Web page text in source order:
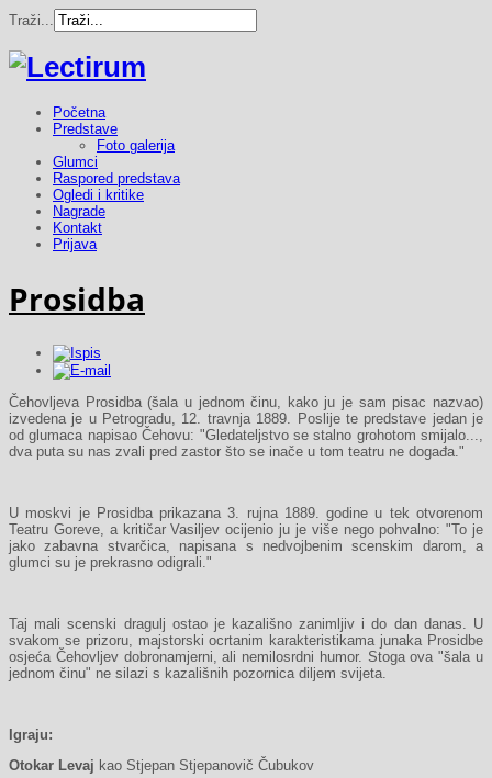
Traži...
Početna
Predstave
Foto galerija
Glumci
Raspored predstava
Ogledi i kritike
Nagrade
Kontakt
Prijava
Prosidba
Čehovljeva Prosidba (šala u jednom činu, kako ju je sam pisac nazvao)
izvedena je u Petrogradu, 12. travnja 1889. Poslije te predstave jedan je
od glumaca napisao Čehovu: "Gledateljstvo se stalno grohotom smijalo...,
dva puta su nas zvali pred zastor što se inače u tom teatru ne događa."
U moskvi je Prosidba prikazana 3. rujna 1889. godine u tek otvorenom
Teatru Goreve, a kritičar Vasiljev ocijenio ju je više nego pohvalno: "To je
jako zabavna stvarčica, napisana s nedvojbenim scenskim darom, a
glumci su je prekrasno odigrali."
Taj mali scenski dragulj ostao je kazališno zanimljiv i do dan danas. U
svakom se prizoru, majstorski ocrtanim karakteristikama junaka Prosidbe
osjeća Čehovljev dobronamjerni, ali nemilosrdni humor. Stoga ova "šala u
jednom činu" ne silazi s kazališnih pozornica diljem svijeta.
Igraju:
Otokar Levaj kao Stjepan Stjepanovič Čubukov